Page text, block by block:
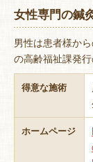
女性専門の鍼
男性は患者様か
の高齢福祉課発
得意な施術
ホームページ